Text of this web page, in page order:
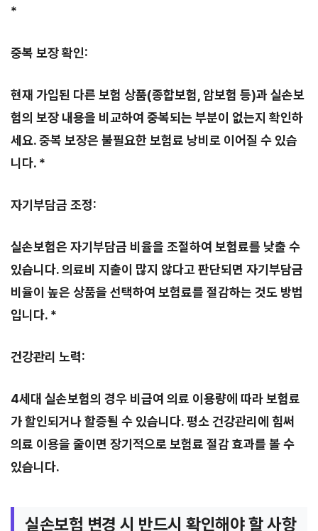
*
중복 보장 확인:
현재 가입된 다른 보험 상품(종합보험, 암보험 등)과 실손보
험의 보장 내용을 비교하여 중복되는 부분이 없는지 확인하
세요. 중복 보장은 불필요한 보험료 낭비로 이어질 수 있습
니다. *
자기부담금 조정:
실손보험은 자기부담금 비율을 조절하여 보험료를 낮출 수
있습니다. 의료비 지출이 많지 않다고 판단되면 자기부담금
비율이 높은 상품을 선택하여 보험료를 절감하는 것도 방법
입니다. *
건강관리 노력:
4세대 실손보험의 경우 비급여 의료 이용량에 따라 보험료
가 할인되거나 할증될 수 있습니다. 평소 건강관리에 힘써
의료 이용을 줄이면 장기적으로 보험료 절감 효과를 볼 수
있습니다.
실손보험 변경 시 반드시 확인해야 할 사항